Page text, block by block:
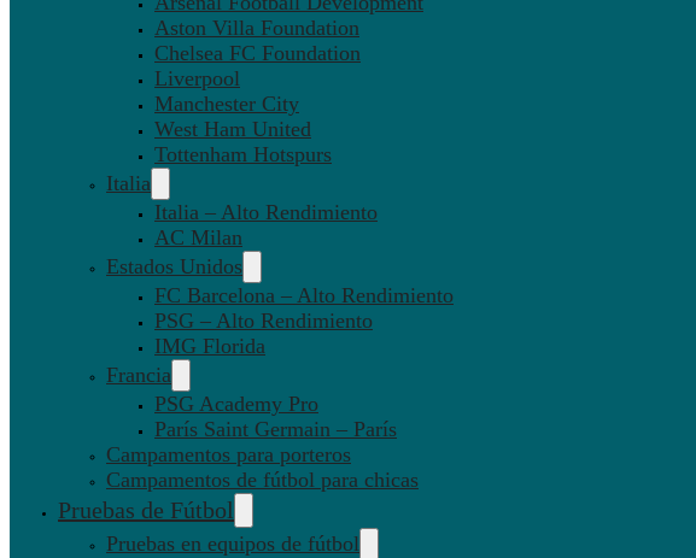
Aston Villa Foundation
Chelsea FC Foundation
Liverpool
Manchester City
West Ham United
Tottenham Hotspurs
Italia
Italia – Alto Rendimiento
AC Milan
Estados Unidos
FC Barcelona – Alto Rendimiento
PSG – Alto Rendimiento
IMG Florida
Francia
PSG Academy Pro
París Saint Germain – París
Campamentos para porteros
Campamentos de fútbol para chicas
Pruebas de Fútbol
Pruebas en equipos de fútbol